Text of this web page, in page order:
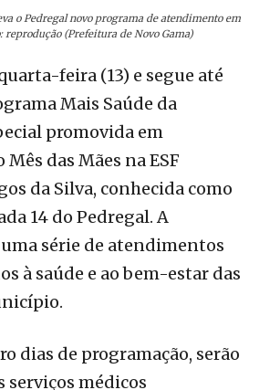
o Pedregal novo programa de atendimento em
reprodução (Prefeitura de Novo Gama)
feira (13) e segue até
Mais Saúde da
promovida em
das Mães na ESF
da Silva, conhecida como
14 do Pedregal. A
série de atendimentos
à saúde e ao bem-estar das
dias de programação, serão
médicos